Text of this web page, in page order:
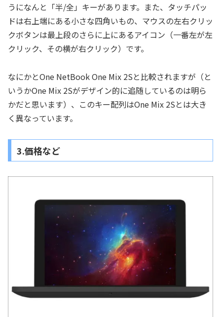
うになんと「半/全」キーがあります。また、タッチパッ
ドは右上端にある小さな四角いもの、マウスの左右クリッ
クボタンは最上段のさらに上にあるアイコン（一番左が左
クリック、その横が右クリック）です。
なにかとOne NetBook One Mix 2Sと比較されますが（と
いうかOne Mix 2Sがデザイン的に追随しているのは明ら
かだと思います）、このキー配列はOne Mix 2Sとは大き
く異なっています。
3.価格など